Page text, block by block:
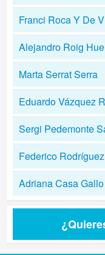
Franci Roca Y De
Alejandro Roig
Marta Serrat Serra
Eduardo Vázquez
Sergi Pedemonte
Federico Rodríguez
Adriana Casa Gallo